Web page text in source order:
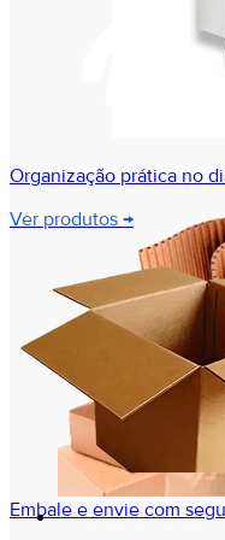
PAPELARIA E
Organização prática no
Ver produtos →
Embale e envie com